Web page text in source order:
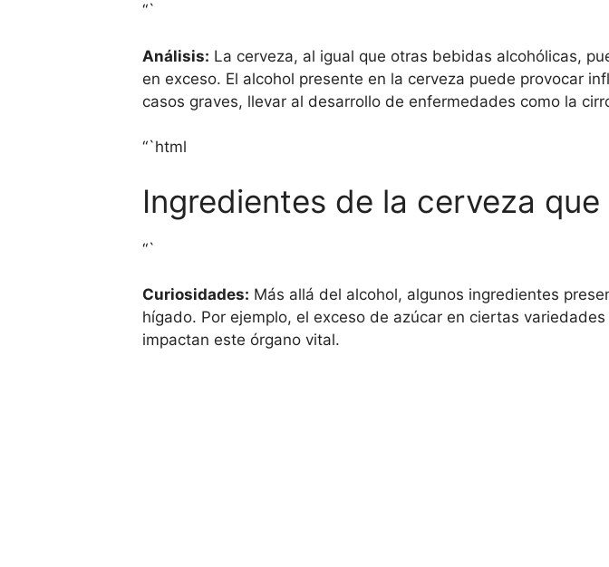
“`
Análisis: La cerveza, al igual que otras bebidas alcohólicas,
en exceso. El alcohol presente en la cerveza puede provocar
casos graves, llevar al desarrollo de enfermedades como la
“`html
Ingredientes de la cerveza
“`
Curiosidades: Más allá del alcohol, algunos ingredientes
hígado. Por ejemplo, el exceso de azúcar en ciertas
impactan este órgano vital.